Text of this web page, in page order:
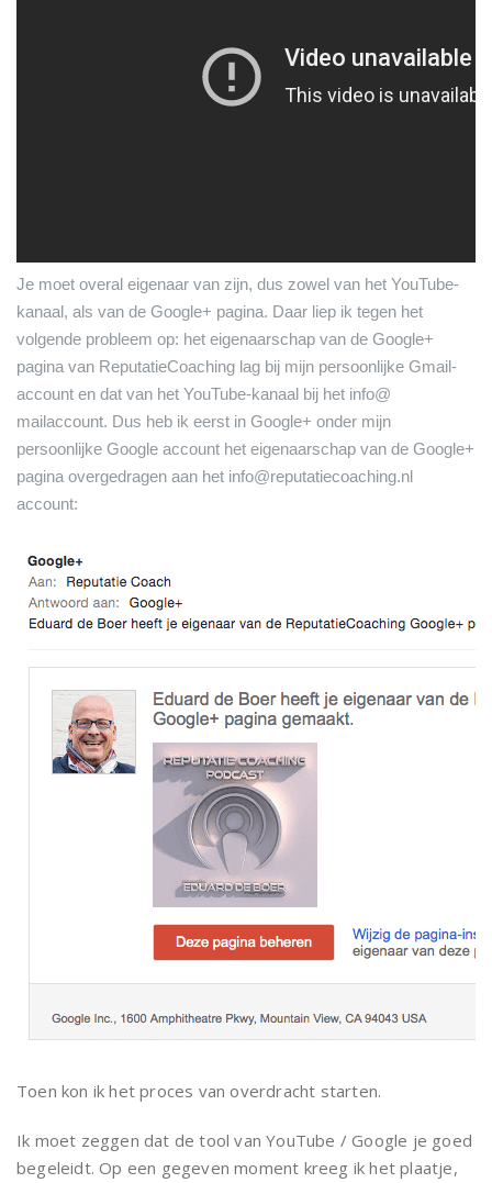
Je moet overal eigenaar van zijn, dus zowel van het YouTube-
kanaal, als van de Google+ pagina. Daar liep ik tegen het
volgende probleem op: het eigenaarschap van de Google+
pagina van ReputatieCoaching lag bij mijn persoonlijke Gmail-
account en dat van het YouTube-kanaal bij het info@
mailaccount. Dus heb ik eerst in Google+ onder mijn
persoonlijke Google account het eigenaarschap van de Google+
pagina overgedragen aan het info@reputatiecoaching.nl
account:
Toen kon ik het proces van overdracht starten.
Ik moet zeggen dat de tool van YouTube / Google je goed
begeleidt. Op een gegeven moment kreeg ik het plaatje,